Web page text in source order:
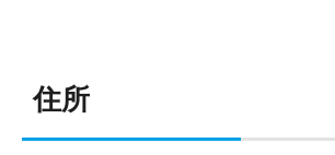
住所